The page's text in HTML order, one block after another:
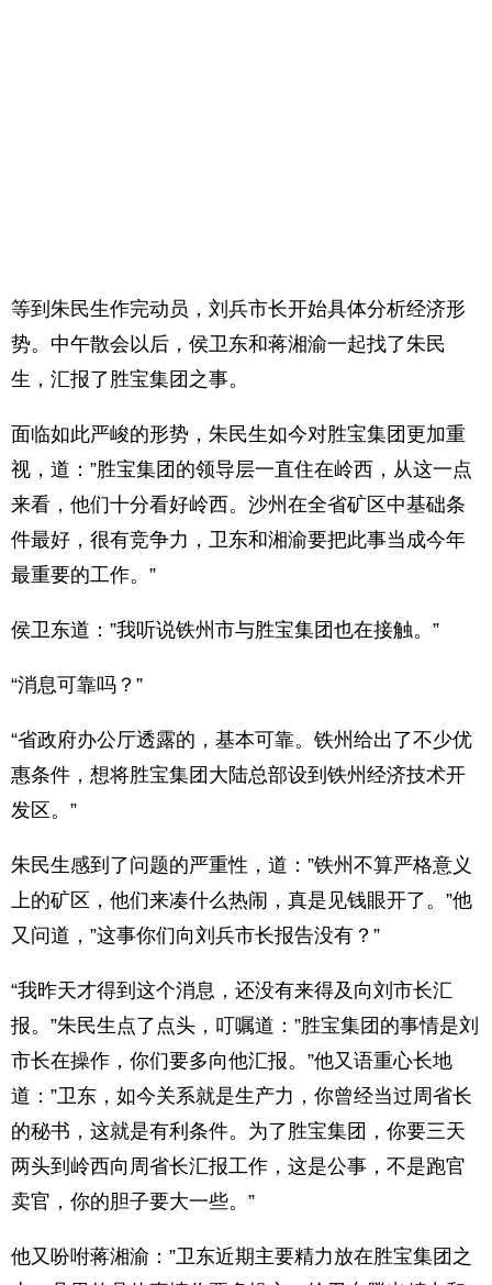
等到朱民生作完动员，刘兵市长开始具体分析经济形
势。中午散会以后，侯卫东和蒋湘渝一起找了朱民
生，汇报了胜宝集团之事。
面临如此严峻的形势，朱民生如今对胜宝集团更加重
视，道：”胜宝集团的领导层一直住在岭西，从这一点
来看，他们十分看好岭西。沙州在全省矿区中基础条
件最好，很有竞争力，卫东和湘渝要把此事当成今年
最重要的工作。”
侯卫东道：”我听说铁州市与胜宝集团也在接触。”
“消息可靠吗？”
“省政府办公厅透露的，基本可靠。铁州给出了不少优
惠条件，想将胜宝集团大陆总部设到铁州经济技术开
发区。”
朱民生感到了问题的严重性，道：”铁州不算严格意义
上的矿区，他们来凑什么热闹，真是见钱眼开了。”他
又问道，”这事你们向刘兵市长报告没有？”
“我昨天才得到这个消息，还没有来得及向刘市长汇
报。”朱民生点了点头，叮嘱道：”胜宝集团的事情是刘
市长在操作，你们要多向他汇报。”他又语重心长地
道：”卫东，如今关系就是生产力，你曾经当过周省长
的秘书，这就是有利条件。为了胜宝集团，你要三天
两头到岭西向周省长汇报工作，这是公事，不是跑官
卖官，你的胆子要大一些。”
他又吩咐蒋湘渝：”卫东近期主要精力放在胜宝集团之